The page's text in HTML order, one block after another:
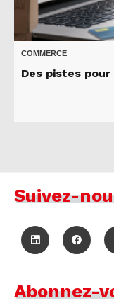
COMMERCE
Des pistes
Suivez-
Abonnez-